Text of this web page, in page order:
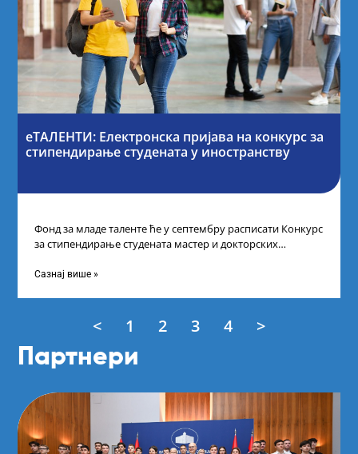
еТАЛЕНТИ: Електронска пријава на конкурс за
стипендирање студената у иностранству
Фонд за младе таленте ће у септембру расписати Конкурс
за стипендирање студената мастер и докторских
Сазнај више »
< 1 2 3 4 >
Партнери